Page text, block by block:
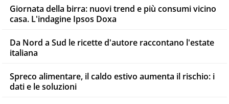
Giornata della birra: nuovi trend e più consumi vicino
casa. L'indagine Ipsos Doxa
Da Nord a Sud le ricette d'autore raccontano l'estate
italiana
Spreco alimentare, il caldo estivo aumenta il rischio: i
dati e le soluzioni